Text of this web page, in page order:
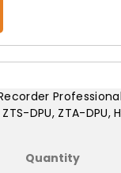
DPU, ZTA-DPU,